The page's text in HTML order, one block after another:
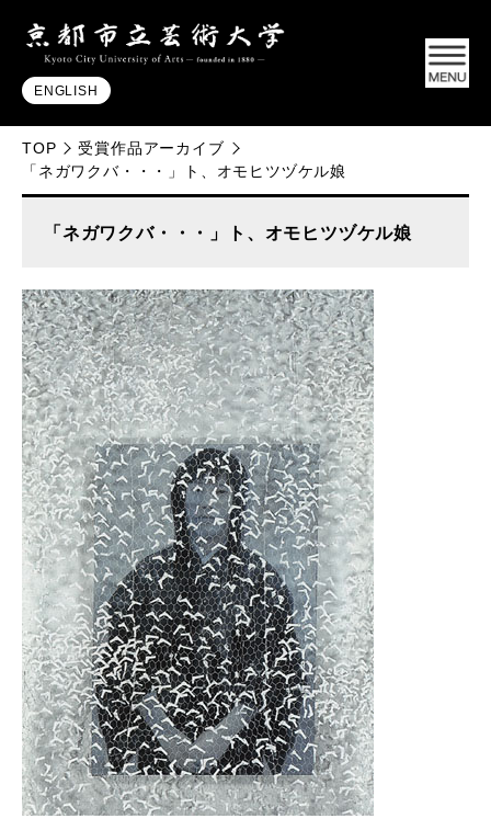
ENGLISH
TOP
受賞作品アーカイブ
「ネガワクバ・・・」ト、オモヒツヅケル娘
「ネガワクバ・・・」ト、オモヒツヅケル娘